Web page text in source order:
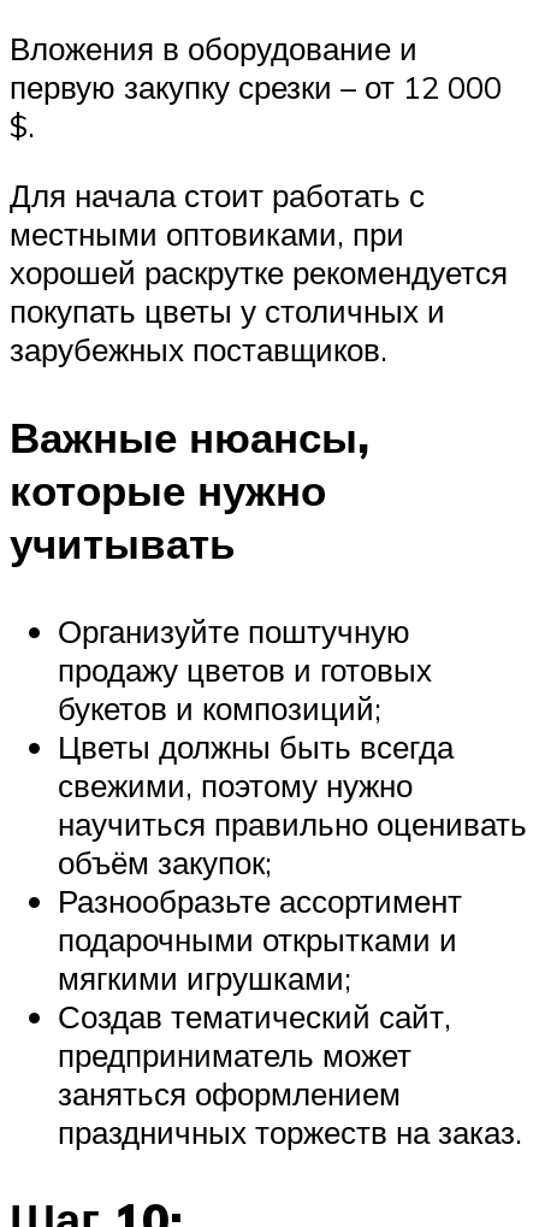
Вложения в оборудование и
первую закупку срезки – от 12 000
$.
Для начала стоит работать с
местными оптовиками, при
хорошей раскрутке рекомендуется
покупать цветы у столичных и
зарубежных поставщиков.
Важные нюансы,
которые нужно
учитывать
Организуйте поштучную
продажу цветов и готовых
букетов и композиций;
Цветы должны быть всегда
свежими, поэтому нужно
научиться правильно оценивать
объём закупок;
Разнообразьте ассортимент
подарочными открытками и
мягкими игрушками;
Создав тематический сайт,
предприниматель может
заняться оформлением
праздничных торжеств на заказ.